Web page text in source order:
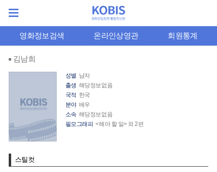
영화정보검색 온라인상영관 회원통계
김남희
성별 남자
출생 해당정보없음
국적 한국
분야 배우
소속 해당정보없음
필모그래피 <해야 할 일> 외 2편
스틸컷